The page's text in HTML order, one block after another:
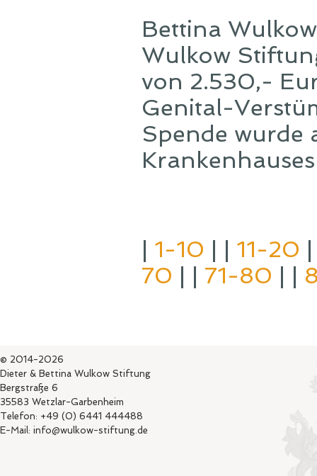
Bettina
Wulkow
von 2.530,-
Genital-
Spende wurde
| 1-10 | | 11-20
70 | | 71-80 | |
© 2014-2026
Dieter & Bettina Wulkow Stiftung
Bergstraße 6
35583 Wetzlar-Garbenheim
Telefon: +49 (0) 6441 444488
E-Mail: info@wulkow-stiftung.de